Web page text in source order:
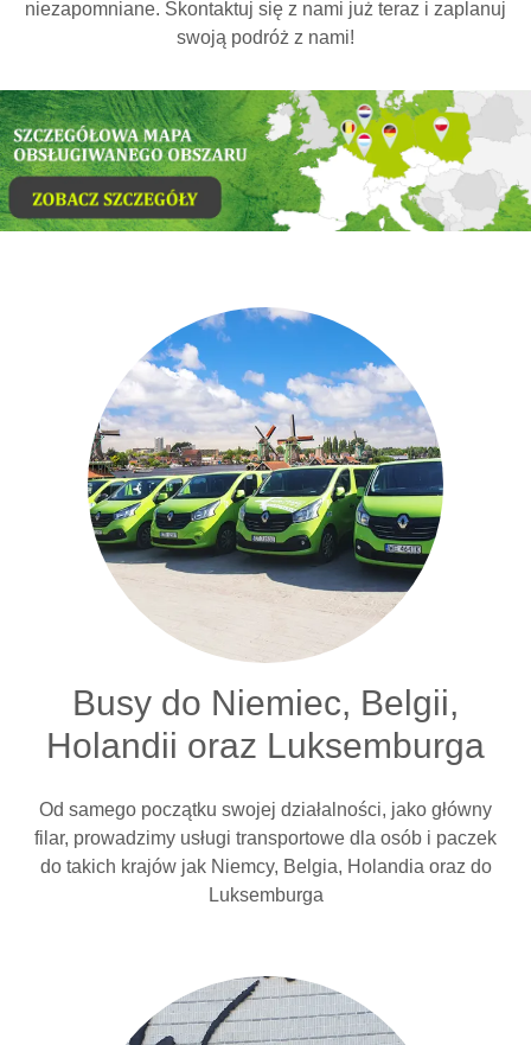
niezapomniane. Skontaktuj się z nami już teraz i zaplanuj
swoją podróż z nami!
Busy do Niemiec, Belgii,
Holandii oraz Luksemburga
Od samego początku swojej działalności, jako główny
filar, prowadzimy usługi transportowe dla osób i paczek
do takich krajów jak Niemcy, Belgia, Holandia oraz do
Luksemburga